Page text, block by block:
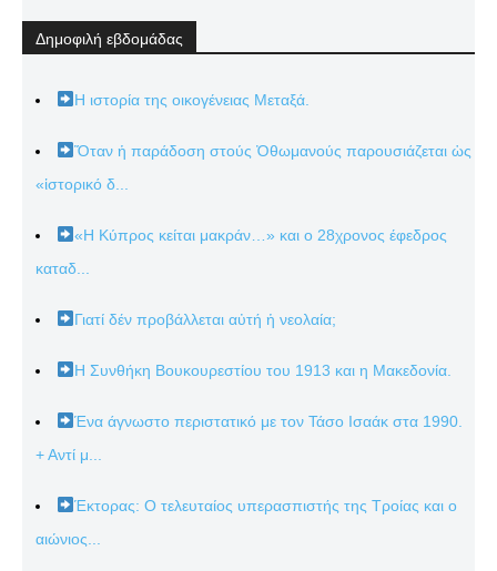
Δημοφιλή εβδομάδας
Η ιστορία της οικογένειας Μεταξά.
Ὅταν ἡ παράδοση στούς Ὀθωμανούς παρουσιάζεται ὡς
«ἱστορικό δ...
«Η Κύπρος κείται μακράν…» και ο 28χρονος έφεδρος
καταδ...
Γιατί δέν προβάλλεται αὐτή ἡ νεολαία;
Η Συνθήκη Βουκουρεστίου του 1913 και η Μακεδονία.
Ένα άγνωστο περιστατικό με τον Τάσο Ισαάκ στα 1990.
+ Αντί μ...
Έκτορας: Ο τελευταίος υπερασπιστής της Τροίας και ο
αιώνιος...